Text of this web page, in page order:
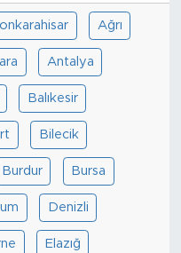
Ağrı
Antalya
Balıkesir
Bilecik
Burdur Bursa
Denizli
Elazığ